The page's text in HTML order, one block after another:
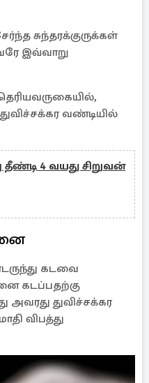
சுந்தரக்குருக்கள்
இவ்வாறு
வண்டியில்
தீண்டி 4 வயது சிறுவன்
கடவை
கடப்பதற்கு
அவரது துவிச்சக்கர
விபத்து